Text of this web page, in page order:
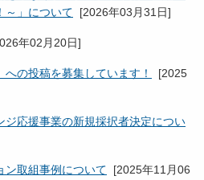
～」について [2026年03月31日]
年02月20日]
への投稿を募集しています！ [2025
ジ応援事業の新規採択者決定につい
ン取組事例について [2025年11月06